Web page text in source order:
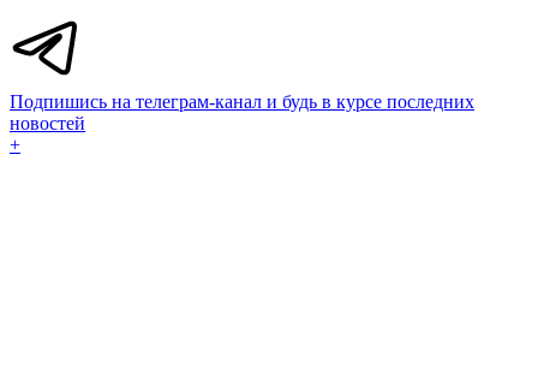
Подпишись на телеграм-канал и будь в курсе последних
новостей
+